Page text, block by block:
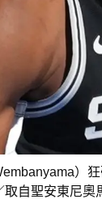
）
自聖安東尼奧